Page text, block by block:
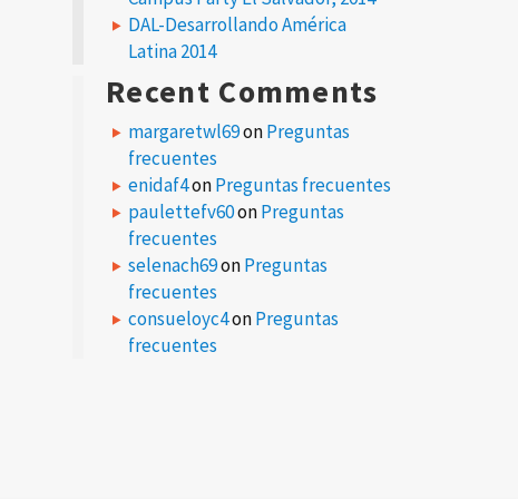
DAL-Desarrollando América
Latina 2014
Recent Comments
margaretwl69onPreguntas
frecuentes
enidaf4onPreguntas frecuentes
paulettefv60onPreguntas
frecuentes
selenach69onPreguntas
frecuentes
consueloyc4onPreguntas
frecuentes